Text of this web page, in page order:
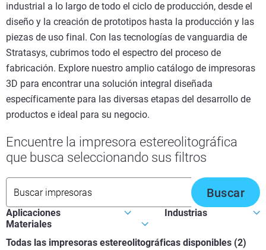
industrial a lo largo de todo el ciclo de producción, desde el
diseño y la creación de prototipos hasta la producción y las
piezas de uso final. Con las tecnologías de vanguardia de
Stratasys, cubrimos todo el espectro del proceso de
fabricación. Explore nuestro amplio catálogo de impresoras
3D para encontrar una solución integral diseñada
específicamente para las diversas etapas del desarrollo de
productos e ideal para su negocio.
Encuentre la impresora estereolitográfica
que busca seleccionando sus filtros
Buscar
Todas las impresoras estereolitográficas disponibles (2)